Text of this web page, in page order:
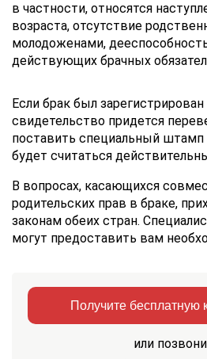
в частности, относятся
возраста, отсутствие
молодоженами,
действующих брачных
Если брак был
свидетельство придется
поставить специальный штамп
будет считаться
В вопросах, касающихся
родительских прав в браке,
законам обеих стран.
могут предоставить вам
Получите бесплатную
или